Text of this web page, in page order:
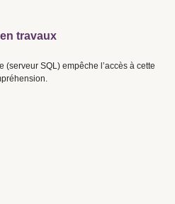
travaux
(serveur SQL) empêche l’accès à cette